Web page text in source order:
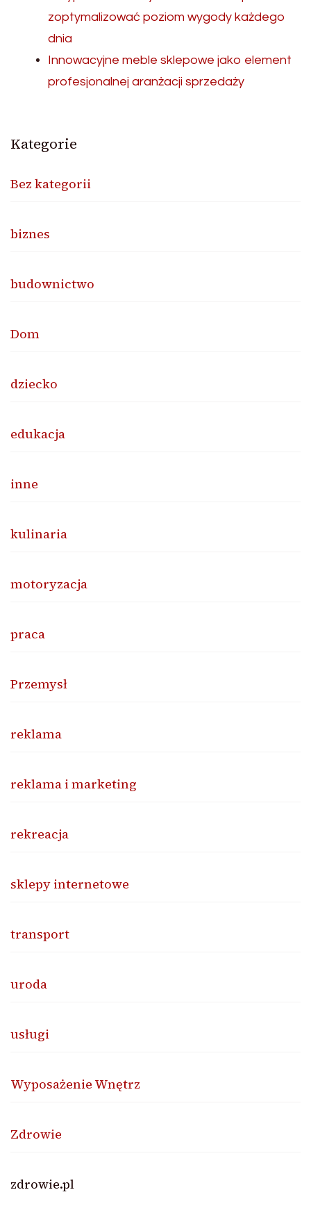
zoptymalizować poziom wygody każdego
dnia
Innowacyjne meble sklepowe jako element
profesjonalnej aranżacji sprzedaży
Kategorie
Bez kategorii
biznes
budownictwo
Dom
dziecko
edukacja
inne
kulinaria
motoryzacja
praca
Przemysł
reklama
reklama i marketing
rekreacja
sklepy internetowe
transport
uroda
usługi
Wyposażenie Wnętrz
Zdrowie
zdrowie.pl